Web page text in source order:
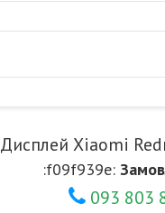
Дисплей Xiaomi
:f09f939e:
093 803